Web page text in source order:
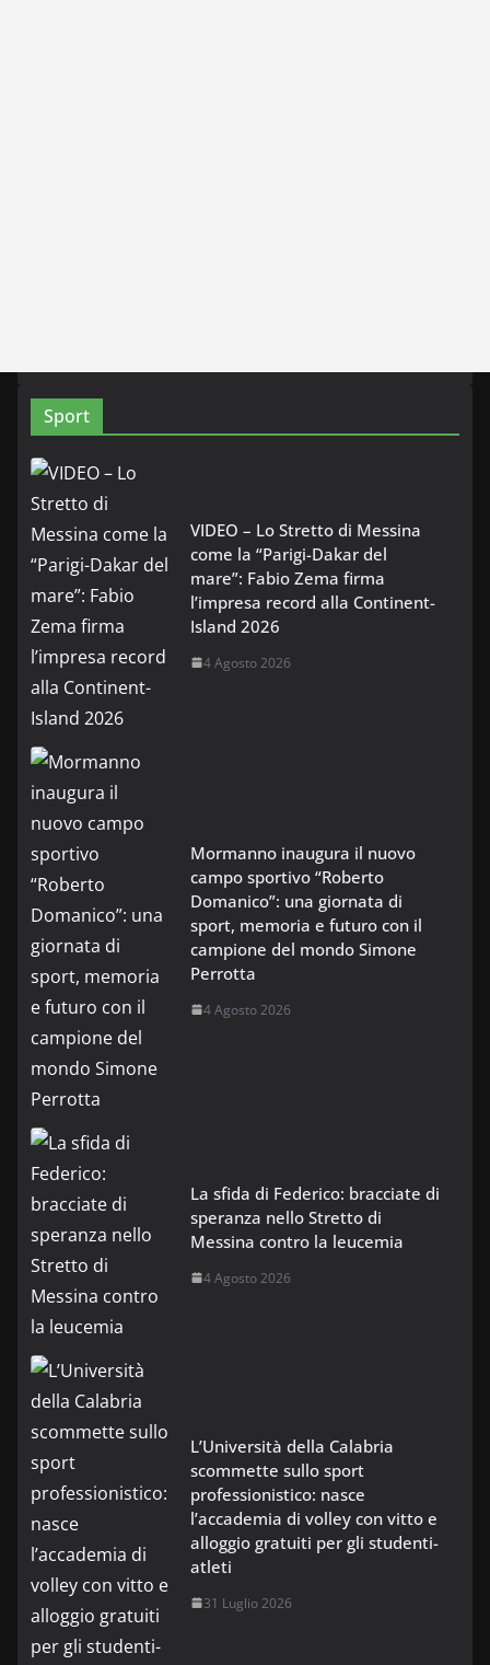
Sport
VIDEO – Lo Stretto di Messina
come la “Parigi-Dakar del
mare”: Fabio Zema firma
l’impresa record alla Continent-
Island 2026
4 Agosto 2026
Mormanno inaugura il nuovo
campo sportivo “Roberto
Domanico”: una giornata di
sport, memoria e futuro con il
campione del mondo Simone
Perrotta
4 Agosto 2026
La sfida di Federico: bracciate di
speranza nello Stretto di
Messina contro la leucemia
4 Agosto 2026
L’Università della Calabria
scommette sullo sport
professionistico: nasce
l’accademia di volley con vitto e
alloggio gratuiti per gli studenti-
atleti
31 Luglio 2026